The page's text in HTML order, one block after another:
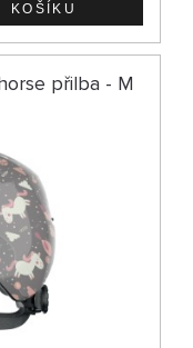
přilba - M